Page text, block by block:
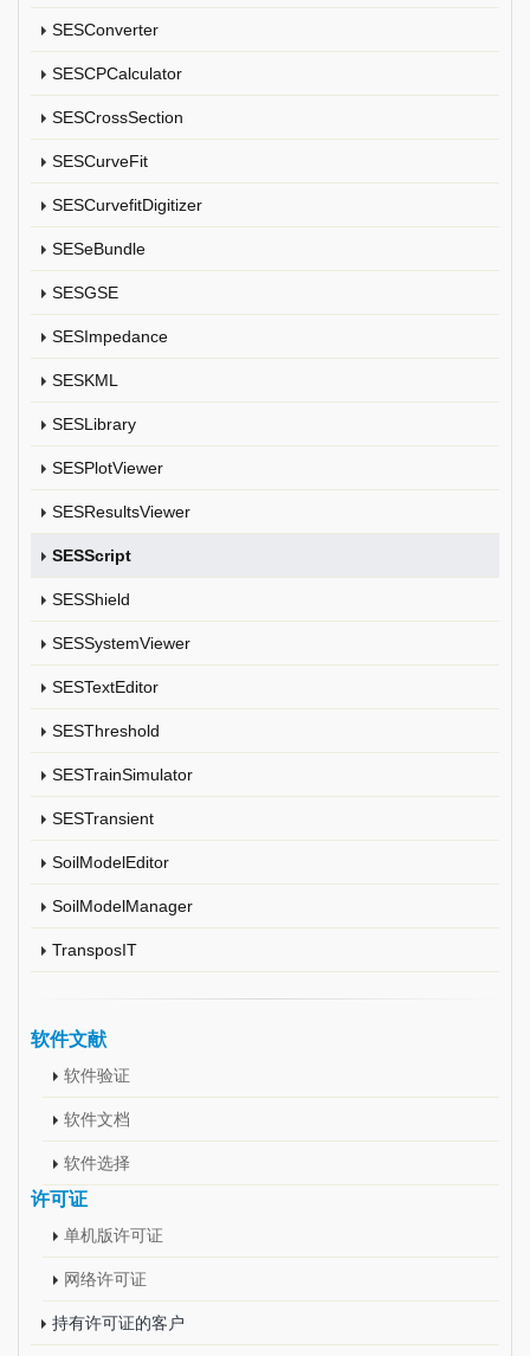
SESConverter
SESCPCalculator
SESCrossSection
SESCurveFit
SESCurvefitDigitizer
SESeBundle
SESGSE
SESImpedance
SESKML
SESLibrary
SESPlotViewer
SESResultsViewer
SESScript
SESShield
SESSystemViewer
SESTextEditor
SESThreshold
SESTrainSimulator
SESTransient
SoilModelEditor
SoilModelManager
TransposIT
软件文献
软件验证
软件文档
软件选择
许可证
单机版许可证
网络许可证
持有许可证的客户